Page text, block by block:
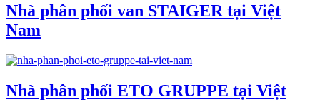
Nhà phân phối van STAIGER tại Việt
Nam
Nhà phân phối ETO GRUPPE tại Việt